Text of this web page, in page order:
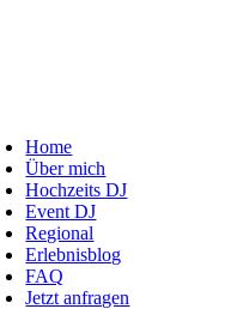
Home
Über mich
Hochzeits DJ
Event DJ
Regional
Erlebnisblog
FAQ
Jetzt anfragen